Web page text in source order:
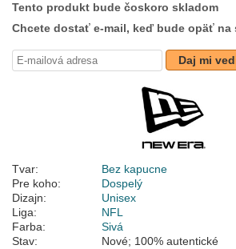
Tento produkt bude čoskoro skladom
Chcete dostať e-mail, keď bude opäť na
Daj mi
Tvar:
Bez kapucne
Pre koho:
Dospelý
Dizajn:
Unisex
Liga:
NFL
Farba:
Sivá
Stav:
Nové; 100% autentické